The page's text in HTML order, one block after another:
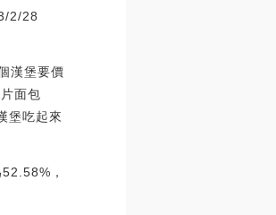
2/28
漢堡要價
面包
堡吃起來
，